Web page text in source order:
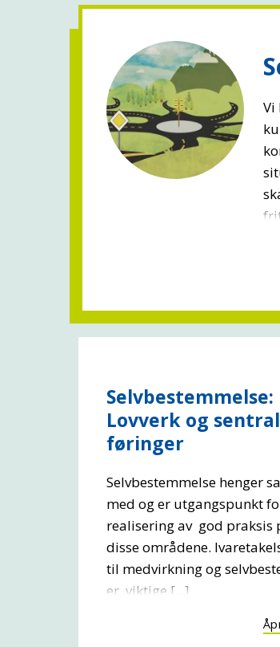
Vi
Selvbestemmelse:
Lovverk og
føringer
Selvbestemmelse henger
med og er utgangspunkt
realisering av god praksis
disse områdene.
til medvirkning og
er viktige [...]